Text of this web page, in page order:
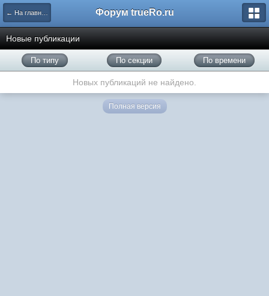
← На главную Форум trueRo.ru
Новые публикации
По типу По секции По времени
Новых публикаций не найдено.
Полная версия